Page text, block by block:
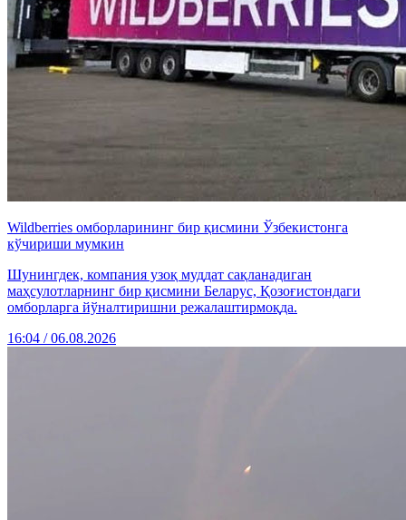
Wildberries омборларининг бир қисмини Ўзбекистонга
кўчириши мумкин
Шунингдек, компания узоқ муддат сақланадиган
маҳсулотларнинг бир қисмини Беларус, Қозоғистондаги
омборларга йўналтиришни режалаштирмоқда.
16:04 / 06.08.2026